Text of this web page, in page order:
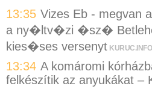
13:35 Vizes Eb - megvan
a ny�ltv�zi �sz�
kies�ses versenyt KURUC.INFO
13:34 A komáromi
felkészítik az anyukákat –